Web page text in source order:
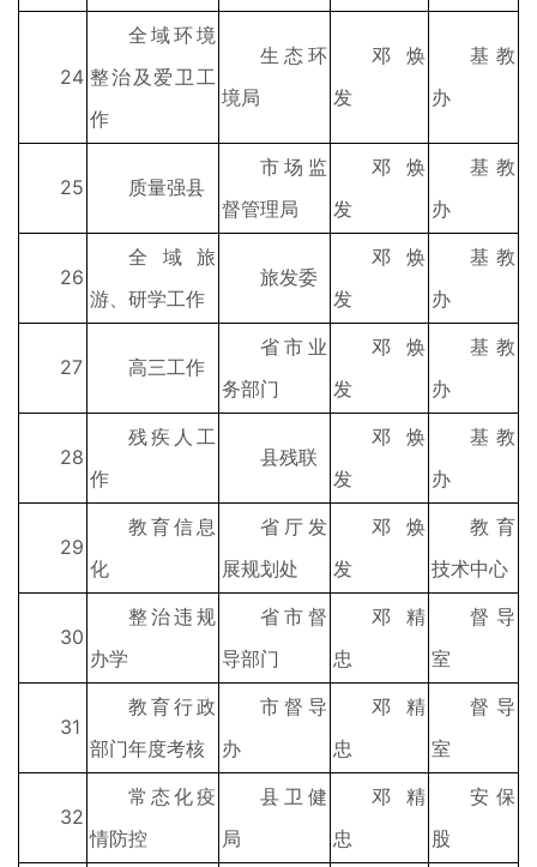
24
全域环境
整治及爱卫工
作
生态环
境局
邓焕
发
基教
办
25 质量强县
市场监
督管理局
邓焕
发
基教
办
26
全域旅
游、研学工作
旅发委
邓焕
发
基教
办
27 高三工作
省市业
务部门
邓焕
发
基教
办
28
残疾人工
作
县残联
邓焕
发
基教
办
29
教育信息
化
省厅发
展规划处
邓焕
发
教育
技术中心
30
整治违规
办学
省市督
导部门
邓精
忠
督导
室
31
教育行政
部门年度考核
市督导
办
邓精
忠
督导
室
32
常态化疫
情防控
县卫健
局
邓精
忠
安保
股